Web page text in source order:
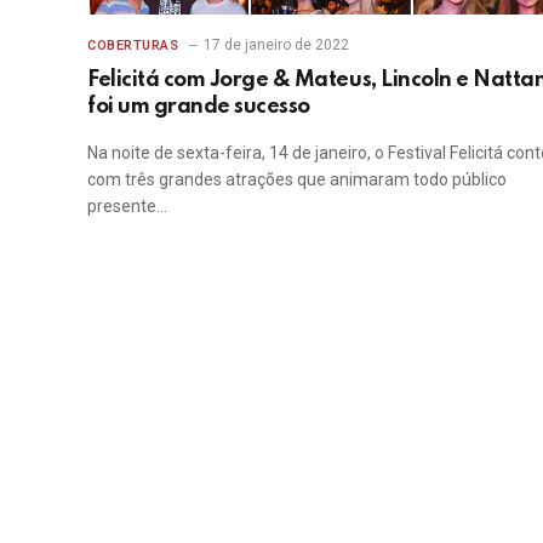
COBERTURAS 17 de janeiro de 2022
Felicitá com Jorge & Mateus, Lincoln e
foi um grande sucesso
Na noite de sexta-feira, 14 de janeiro, o Festival Felicitá
com três grandes atrações que animaram todo público
presente…